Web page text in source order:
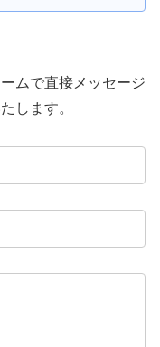
ムで直接メッセージ
します。